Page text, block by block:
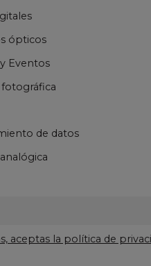
DE LA SERIE X
ópticos
Eventos
de datos
aceptas la política de